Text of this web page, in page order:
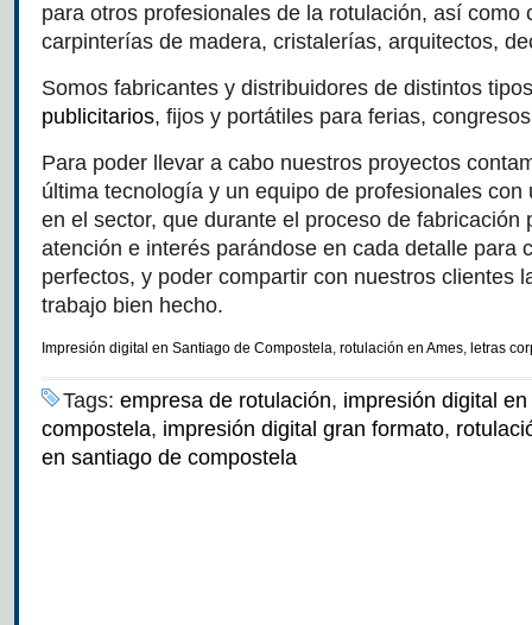
para otros profesionales de la rotulación, así como
carpinterías de madera, cristalerías, arquitectos,
Somos fabricantes y distribuidores de distintos
publicitarios, fijos y portátiles para ferias,
Para poder llevar a cabo nuestros proyectos
última tecnología y un equipo de profesionales con
en el sector, que durante el proceso de fabricación
atención e interés parándose en cada detalle para
perfectos, y poder compartir con nuestros clientes
trabajo bien hecho.
Impresión digital en Santiago de Compostela, rotulación en Ames, letras
Tags: empresa de rotulación, impresión digital
compostela, impresión digital gran formato,
en santiago de compostela